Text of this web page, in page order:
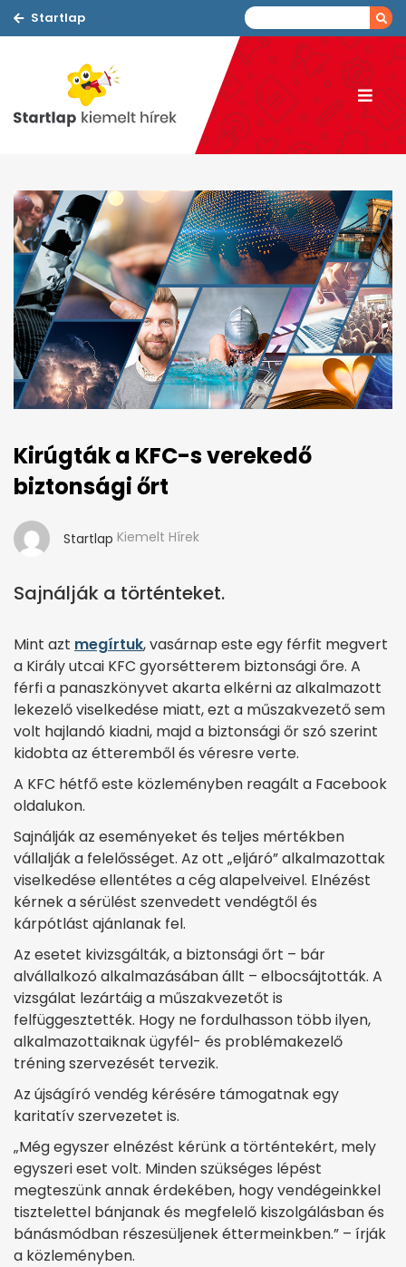
Startlap
Kirúgták a KFC-s verekedő
biztonsági őrt
Startlap Kiemelt Hírek
Sajnálják a történteket.
Mint azt megírtuk, vasárnap este egy férfit megvert
a Király utcai KFC gyorsétterem biztonsági őre. A
férfi a panaszkönyvet akarta elkérni az alkalmazott
lekezelő viselkedése miatt, ezt a műszakvezető sem
volt hajlandó kiadni, majd a biztonsági őr szó szerint
kidobta az étteremből és véresre verte.
A KFC hétfő este közleményben reagált a Facebook
oldalukon.
Sajnálják az eseményeket és teljes mértékben
vállalják a felelősséget. Az ott „eljáró” alkalmazottak
viselkedése ellentétes a cég alapelveivel. Elnézést
kérnek a sérülést szenvedett vendégtől és
kárpótlást ajánlanak fel.
Az esetet kivizsgálták, a biztonsági őrt – bár
alvállalkozó alkalmazásában állt – elbocsájtották. A
vizsgálat lezártáig a műszakvezetőt is
felfüggesztették. Hogy ne fordulhasson több ilyen,
alkalmazottaiknak ügyfél- és problémakezelő
tréning szervezését tervezik.
Az újságíró vendég kérésére támogatnak egy
karitatív szervezetet is.
„Még egyszer elnézést kérünk a történtekért, mely
egyszeri eset volt. Minden szükséges lépést
megteszünk annak érdekében, hogy vendégeinkkel
tisztelettel bánjanak és megfelelő kiszolgálásban és
bánásmódban részesüljenek éttermeinkben.” – írják
a közleményben.